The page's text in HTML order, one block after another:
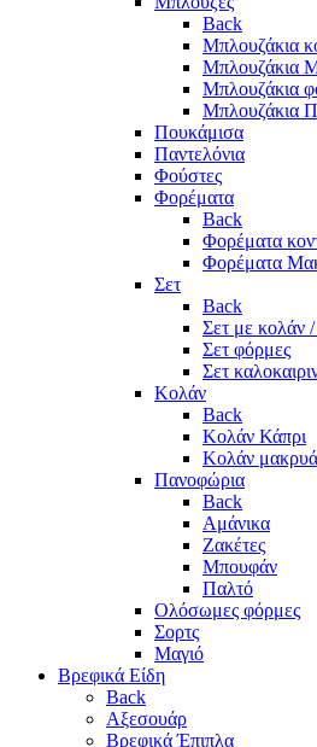
Back
Μπλουζάκια
Μπλουζάκια
Μπλουζάκια
Μπλουζάκια
Πουκάμισα
Παντελόνια
Φούστες
Φορέματα
Back
Φορέματα
Φορέματα
Σετ
Back
Σετ με κολάν /
Σετ φόρμες
Σετ
Κολάν
Back
Κολάν Κάπρι
Κολάν μακρυά
Πανοφώρια
Back
Αμάνικα
Ζακέτες
Μπουφάν
Παλτό
Ολόσωμες φόρμες
Σορτς
Μαγιό
Βρεφικά Είδη
Back
Αξεσουάρ
Βρεφικά Έπιπλα